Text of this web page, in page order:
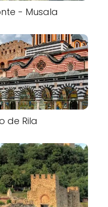
- Musala
de Rila